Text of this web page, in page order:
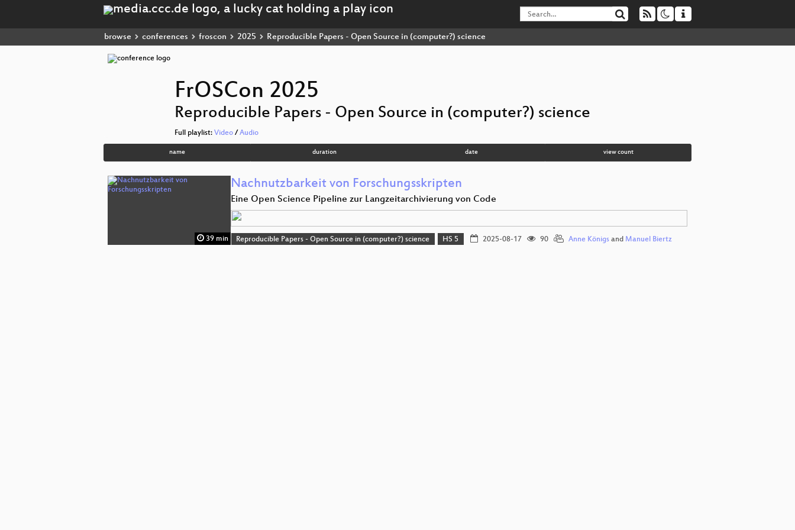
browse conferences froscon 2025 Reproducible Papers - Open Source in (computer?) science
FrOSCon 2025
Reproducible Papers - Open Source in (computer?) science
Full playlist: Video / Audio
name duration date view count
39 min
Nachnutzbarkeit von Forschungsskripten
Eine Open Science Pipeline zur Langzeitarchivierung von Code
Reproducible Papers - Open Source in (computer?) science HS 5 2025-08-17 90 Anne Königsand Manuel Biertz